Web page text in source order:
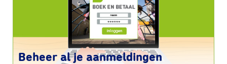
Beheer al je aanmeldingen